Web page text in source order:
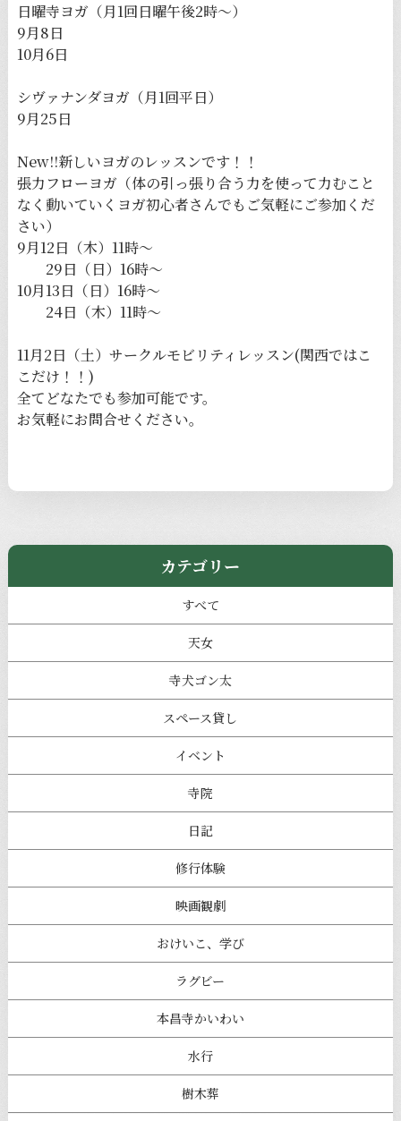
日曜寺ヨガ（月1回日曜午後2時〜）
9月8日
10月6日
シヴァナンダヨガ（月1回平日）
9月25日
New!!新しいヨガのレッスンです！！
張力フローヨガ（体の引っ張り合う力を使って力むこと
なく動いていくヨガ初心者さんでもご気軽にご参加くだ
さい）
9月12日（木）11時〜
29日（日）16時〜
10月13日（日）16時〜
24日（木）11時〜
11月2日（土）サークルモビリティレッスン(関西ではこ
こだけ！！)
全てどなたでも参加可能です。
お気軽にお問合せください。
カテゴリー
すべて
天女
寺犬ゴン太
スペース貸し
イベント
寺院
日記
修行体験
映画観劇
おけいこ、学び
ラグビー
本昌寺かいわい
水行
樹木葬